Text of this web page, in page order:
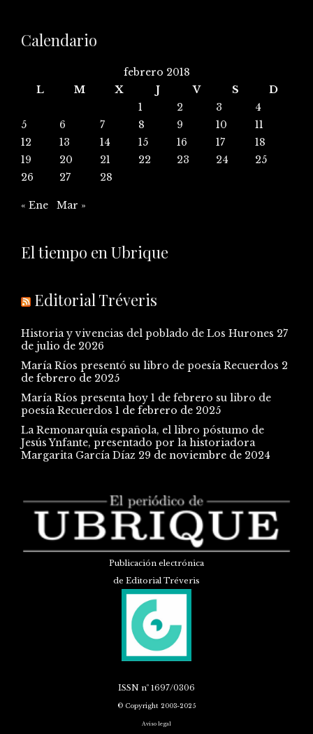
Calendario
febrero 2018
L
M X J V S
D
1
2 3
4
5
6 7 8 9 10
11
12
13 14 15 16 17
18
19
20 21 22 23 24
25
26
27 28
« Ene Mar »
El tiempo en Ubrique
Editorial Tréveris
Historia y vivencias del poblado de Los Hurones 27
de julio de 2026
María Ríos presentó su libro de poesía Recuerdos 2
de febrero de 2025
María Ríos presenta hoy 1 de febrero su libro de
poesía Recuerdos 1 de febrero de 2025
La Remonarquía española, el libro póstumo de
Jesús Ynfante, presentado por la historiadora
Margarita García Díaz 29 de noviembre de 2024
Publicación electrónica
de Editorial Tréveris
ISSN nº 1697/0306
© Copyright 2003-2025
Aviso legal